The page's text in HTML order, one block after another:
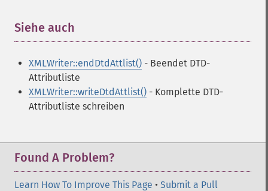
Siehe auch
XMLWriter::endDtdAttlist() - Beendet DTD-
Attributliste
XMLWriter::writeDtdAttlist() - Komplette DTD-
Attributliste schreiben
Found A Problem?
Learn How To Improve This Page • Submit a Pull